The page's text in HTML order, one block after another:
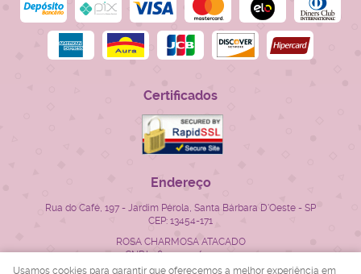
Certificados
Endereço
Rua do Café, 197 - Jardim Pérola, Santa Bárbara D'Oeste - SP
CEP: 13454-171
ROSA CHARMOSA ATACADO
CNPJ: 28.522.715/0001-23
Usamos cookies para garantir que oferecemos a melhor experiência em